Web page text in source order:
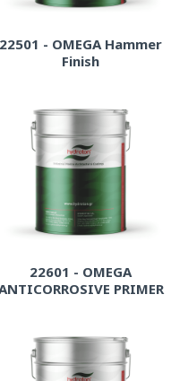
22501 - OMEGA Hammer
Finish
22601 - OMEGA
PRIMER